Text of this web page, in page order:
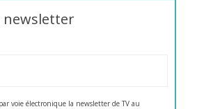
newsletter
voie électronique la newsletter de TV au